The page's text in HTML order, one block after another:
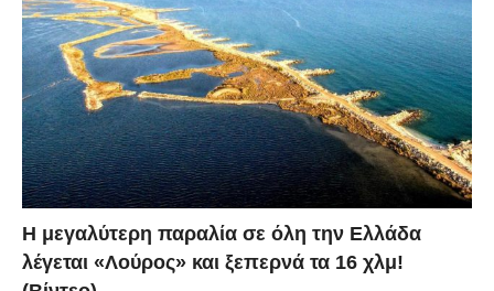
Η μεγαλύτερη παραλία σε όλη την Ελλάδα
λέγεται «Λούρος» και ξεπερνά τα 16 χλμ!